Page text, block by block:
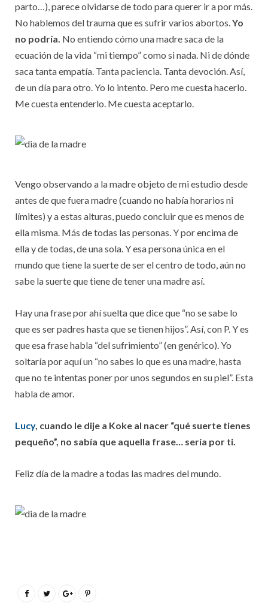
parto…), parece olvidarse de todo para querer ir a por más.
No hablemos del trauma que es sufrir varios abortos.Yo
no podría. No entiendo cómo una madre saca de la
ecuación de la vida “mi tiempo” como si nada. Ni de dónde
saca tanta empatía. Tanta paciencia. Tanta devoción. Así,
de un día para otro. Yo lo intento. Pero me cuesta hacerlo.
Me cuesta entenderlo. Me cuesta aceptarlo.
Vengo observando a la madre objeto de mi estudio desde
antes de que fuera madre (cuando no había horarios ni
límites) y a estas alturas, puedo concluir que es menos de
ella misma. Más de todas las personas. Y por encima de
ella y de todas, de una sola. Y esa persona única en el
mundo que tiene la suerte de ser el centro de todo, aún no
sabe la suerte que tiene de tener una madre así.
Hay una frase por ahí suelta que dice que “no se sabe lo
que es ser padres hasta que se tienen hijos”. Así, con P. Y es
que esa frase habla “del sufrimiento” (en genérico). Yo
soltaría por aquí un “no sabes lo que es una madre, hasta
que no te intentas poner por unos segundos en su piel”. Esta
habla de amor.
Lucy, cuando le dije a Koke al nacer “qué suerte tienes
pequeño”, no sabía que aquella frase… sería por ti.
Feliz día de la madre a todas las madres del mundo.